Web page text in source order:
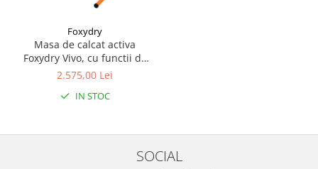
Foxydry
Masa de calcat activa
Foxydry Vivo, cu functii de
aspiratie, suflare si
Gri/Argintiu
2.575,00 Lei
IN STOC
SOCIAL